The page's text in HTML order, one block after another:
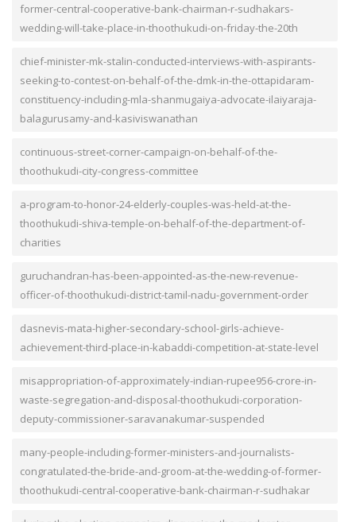
former-central-cooperative-bank-chairman-r-sudhakars-
wedding-will-take-place-in-thoothukudi-on-friday-the-20th
chief-minister-mk-stalin-conducted-interviews-with-aspirants-
seeking-to-contest-on-behalf-of-the-dmk-in-the-ottapidaram-
constituency-including-mla-shanmugaiya-advocate-ilaiyaraja-
balagurusamy-and-kasiviswanathan
continuous-street-corner-campaign-on-behalf-of-the-
thoothukudi-city-congress-committee
a-program-to-honor-24-elderly-couples-was-held-at-the-
thoothukudi-shiva-temple-on-behalf-of-the-department-of-
charities
guruchandran-has-been-appointed-as-the-new-revenue-
officer-of-thoothukudi-district-tamil-nadu-government-order
dasnevis-mata-higher-secondary-school-girls-achieve-
achievement-third-place-in-kabaddi-competition-at-state-level
misappropriation-of-approximately-indian-rupee956-crore-in-
waste-segregation-and-disposal-thoothukudi-corporation-
deputy-commissioner-saravanakumar-suspended
many-people-including-former-ministers-and-journalists-
congratulated-the-bride-and-groom-at-the-wedding-of-former-
thoothukudi-central-cooperative-bank-chairman-r-sudhakar